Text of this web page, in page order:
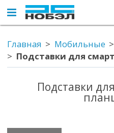
Главная Мобильные
Подставки для
Подставки